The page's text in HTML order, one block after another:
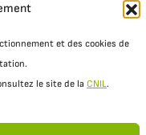
et des cookies de
le site de la CNIL.